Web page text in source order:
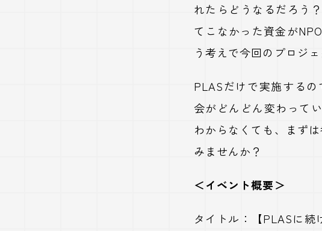
れたらどうなるだろう
てこなかった資金がNPO
う考えで今回のプロジ
PLASだけで実施する
会がどんどん変わって
わからなくても、まず
みませんか？
＜イベント概要＞
タイトル：【PLASに続